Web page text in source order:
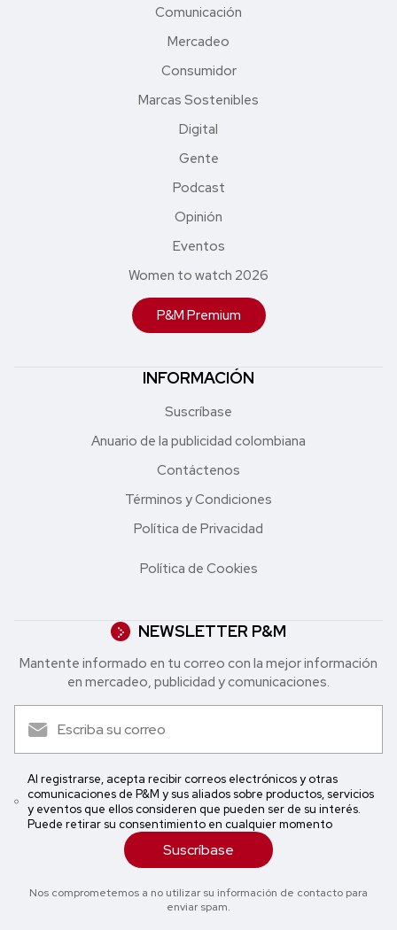
Comunicación
Mercadeo
Consumidor
Marcas Sostenibles
Digital
Gente
Podcast
Opinión
Eventos
Women to watch 2026
P&M Premium
INFORMACIÓN
Suscríbase
Anuario de la publicidad colombiana
Contáctenos
Términos y Condiciones
Política de Privacidad
Política de Cookies
NEWSLETTER P&M
Mantente informado en tu correo con la mejor in formación
en mercadeo, publicidad y comunicaciones.
Al registrarse, acepta recibir correos electrónicos y otras
comunicaciones de P&M y sus aliados sobre productos, servicios
y eventos que ellos consideren que pueden ser de su interés.
Puede retirar su consentimiento en cualquier momento
Suscríbase
Nos comprometemos a no utilizar su información de contacto para
enviar spam.